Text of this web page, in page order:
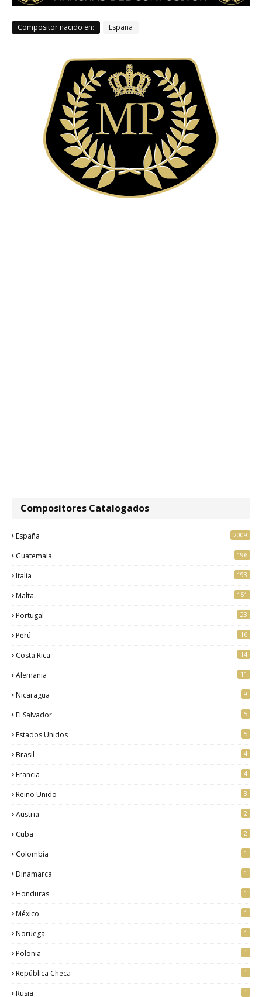
Compositor nacido en: España
Compositores Catalogados
España 2009
Guatemala 196
Italia 193
Malta 151
Portugal 23
Perú 16
Costa Rica 14
Alemania 11
Nicaragua 9
El Salvador 5
Estados Unidos 5
Brasil 4
Francia 4
Reino Unido 3
Austria 2
Cuba 2
Colombia 1
Dinamarca 1
Honduras 1
México 1
Noruega 1
Polonia 1
República Checa 1
Rusia 1